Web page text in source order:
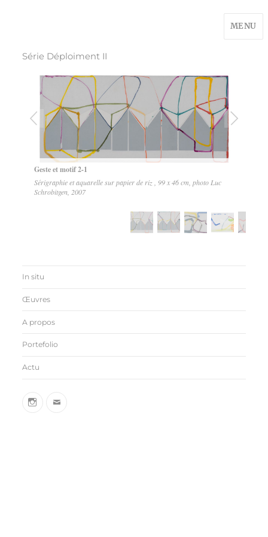
MENU
Série Déploiment II
Geste et motif 2-1
Sérigraphie et aquarelle sur papier de riz , 99 x 46 cm, photo Luc
Schrobitgen, 2007
In situ
Œuvres
A propos
Portefolio
Actu
insta